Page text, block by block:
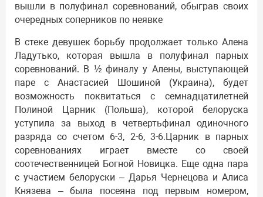
вышли в полуфинал соревнований, обыграв своих
очередных соперников по неявке
В стеке девушек борьбу продолжает только Алена
Ладутько, которая вышла в полуфинал парных
соревнований. В ½ финалу у Алены, выступающей
паре с Анастасией Шошиной (Украина), будет
возможность поквитаться с семнадцатилетней
Полиной Царник (Польша), которой белоруска
уступила за выход в четвертьфинал одиночного
разряда со счетом 6-3, 2-6, 3-6.Царник в парных
соревнованиях играет вместе со своей
соотечественницей Богной Новицка. Еще одна пара
с участием белоруски – Дарья Чернецова и Алиса
Князева – была посеяна под первым номером,